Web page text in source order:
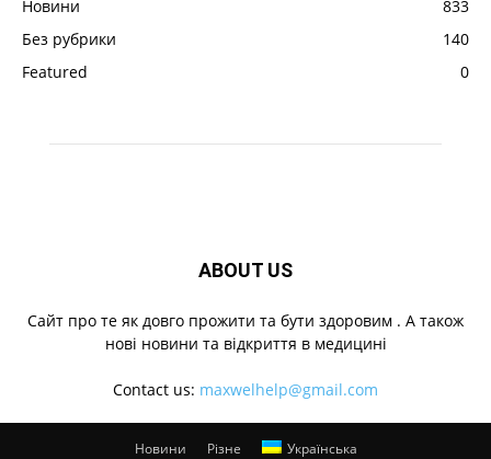
Новини
833
Без рубрики
140
Featured
0
ABOUT US
Cайт про те як довго прожити та бути здоровим . А також
нові новини та відкриття в медицині
Contact us: maxwelhelp@gmail.com
Новини Різне Українська